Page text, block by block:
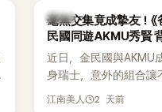
尖網友發現暗藏玄機，
論。
韓星
毫無交集竟成摯友！《
民國同遊AKMU秀賢
近日，金民國與AKMU
身瑞士，意外的組合讓
訝。兩人過去幾乎沒有
江南美人 2 天前